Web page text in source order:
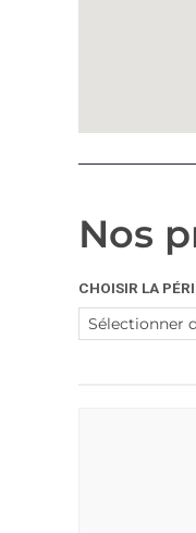
Nos
CHOISIR LA